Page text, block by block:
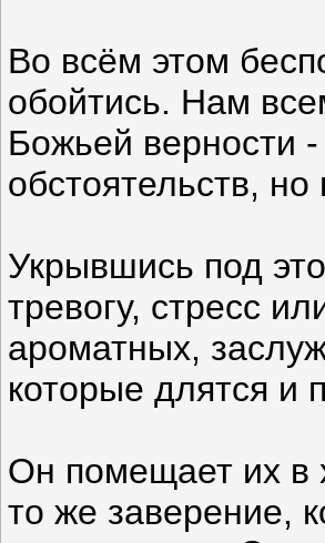
Во всём этом
обойтись. Нам
Божьей верности
обстоятельств,
Укрывшись под
тревогу, стресс
ароматных,
которые длятся и
Он помещает их в
то же заверение,